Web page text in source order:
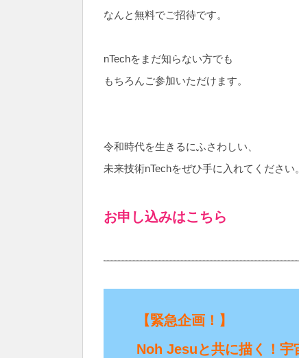
なんと無料でご招待です。
nTechをまだ知らない方でも
もちろんご参加いただけます。
令和時代を生きるにふさわしい、
未来技術nTechをぜひ手に入れてください。
お申し込みはこちら
【緊急企画！】
Noh Jesuと共に描く！宇